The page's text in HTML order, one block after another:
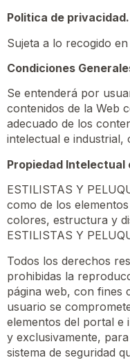
Politica de privacidad.
Sujeta a lo recogido
Condiciones
Se entenderá por
contenidos de la Web
adecuado de los
intelectual e industrial,
Propiedad Intelectual
ESTILISTAS Y
como de los
colores, estructura y
ESTILISTAS Y
Todos los derechos
prohibidas la
página web, con fines
usuario se
elementos del portal e
y exclusivamente,
sistema de seguridad